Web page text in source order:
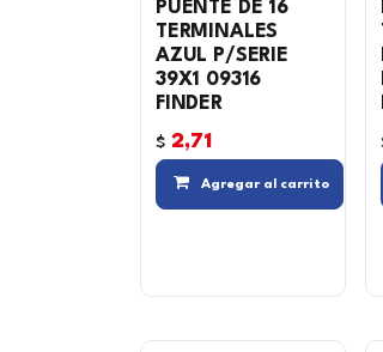
PUENTE DE 16
TERMINALES
AZUL P/SERIE
39X1 09316
FINDER
$ 2,71
Agregar al carrito